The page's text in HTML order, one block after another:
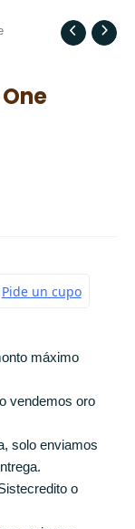
máximo
vendemos oro
solo enviamos
o